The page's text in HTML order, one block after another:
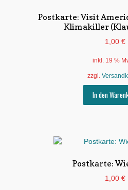
Postkarte: Visit
Klimakiller
1,00 €
inkl. 19 %
zzgl.
In den
Postkarte:
1,00 €